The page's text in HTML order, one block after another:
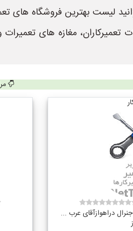
تعمیرکاران، مغازه های
دراهوازآقای عرب ...